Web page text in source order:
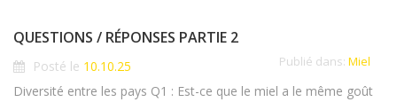
QUESTIONS / RÉPONSES PARTIE 2
Publié dans: Miel
Posté le 10.10.25
Diversité entre les pays Q1 : Est-ce que le miel a le même goût